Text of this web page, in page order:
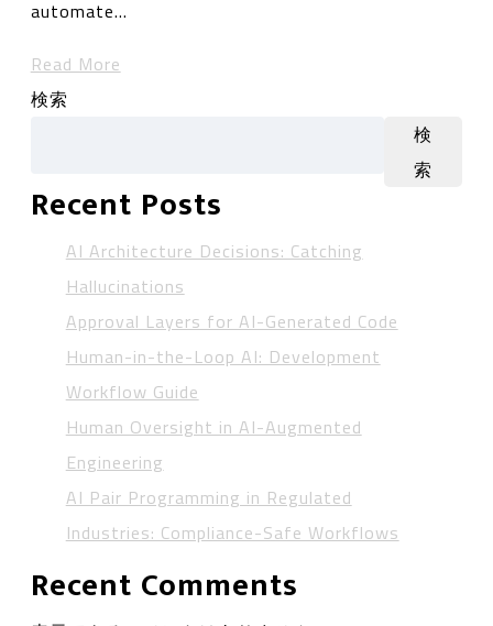
automate…
Read More
検索
検
索
Recent Posts
AI Architecture Decisions: Catching
Hallucinations
Approval Layers for AI-Generated Code
Human-in-the-Loop AI: Development
Workflow Guide
Human Oversight in AI-Augmented
Engineering
AI Pair Programming in Regulated
Industries: Compliance-Safe Workflows
Recent Comments